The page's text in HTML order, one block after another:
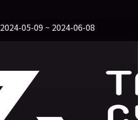
2024-05-09 ~ 2024-06-08